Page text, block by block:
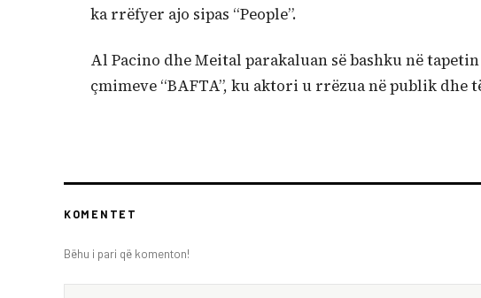
ka rrëfyer ajo sipas “People”.
Al Pacino dhe Meital parakaluan së bashku në
çmimeve “BAFTA”, ku aktori u rrëzua në publik dhe
KOMENTET
Bëhu i pari që komenton!